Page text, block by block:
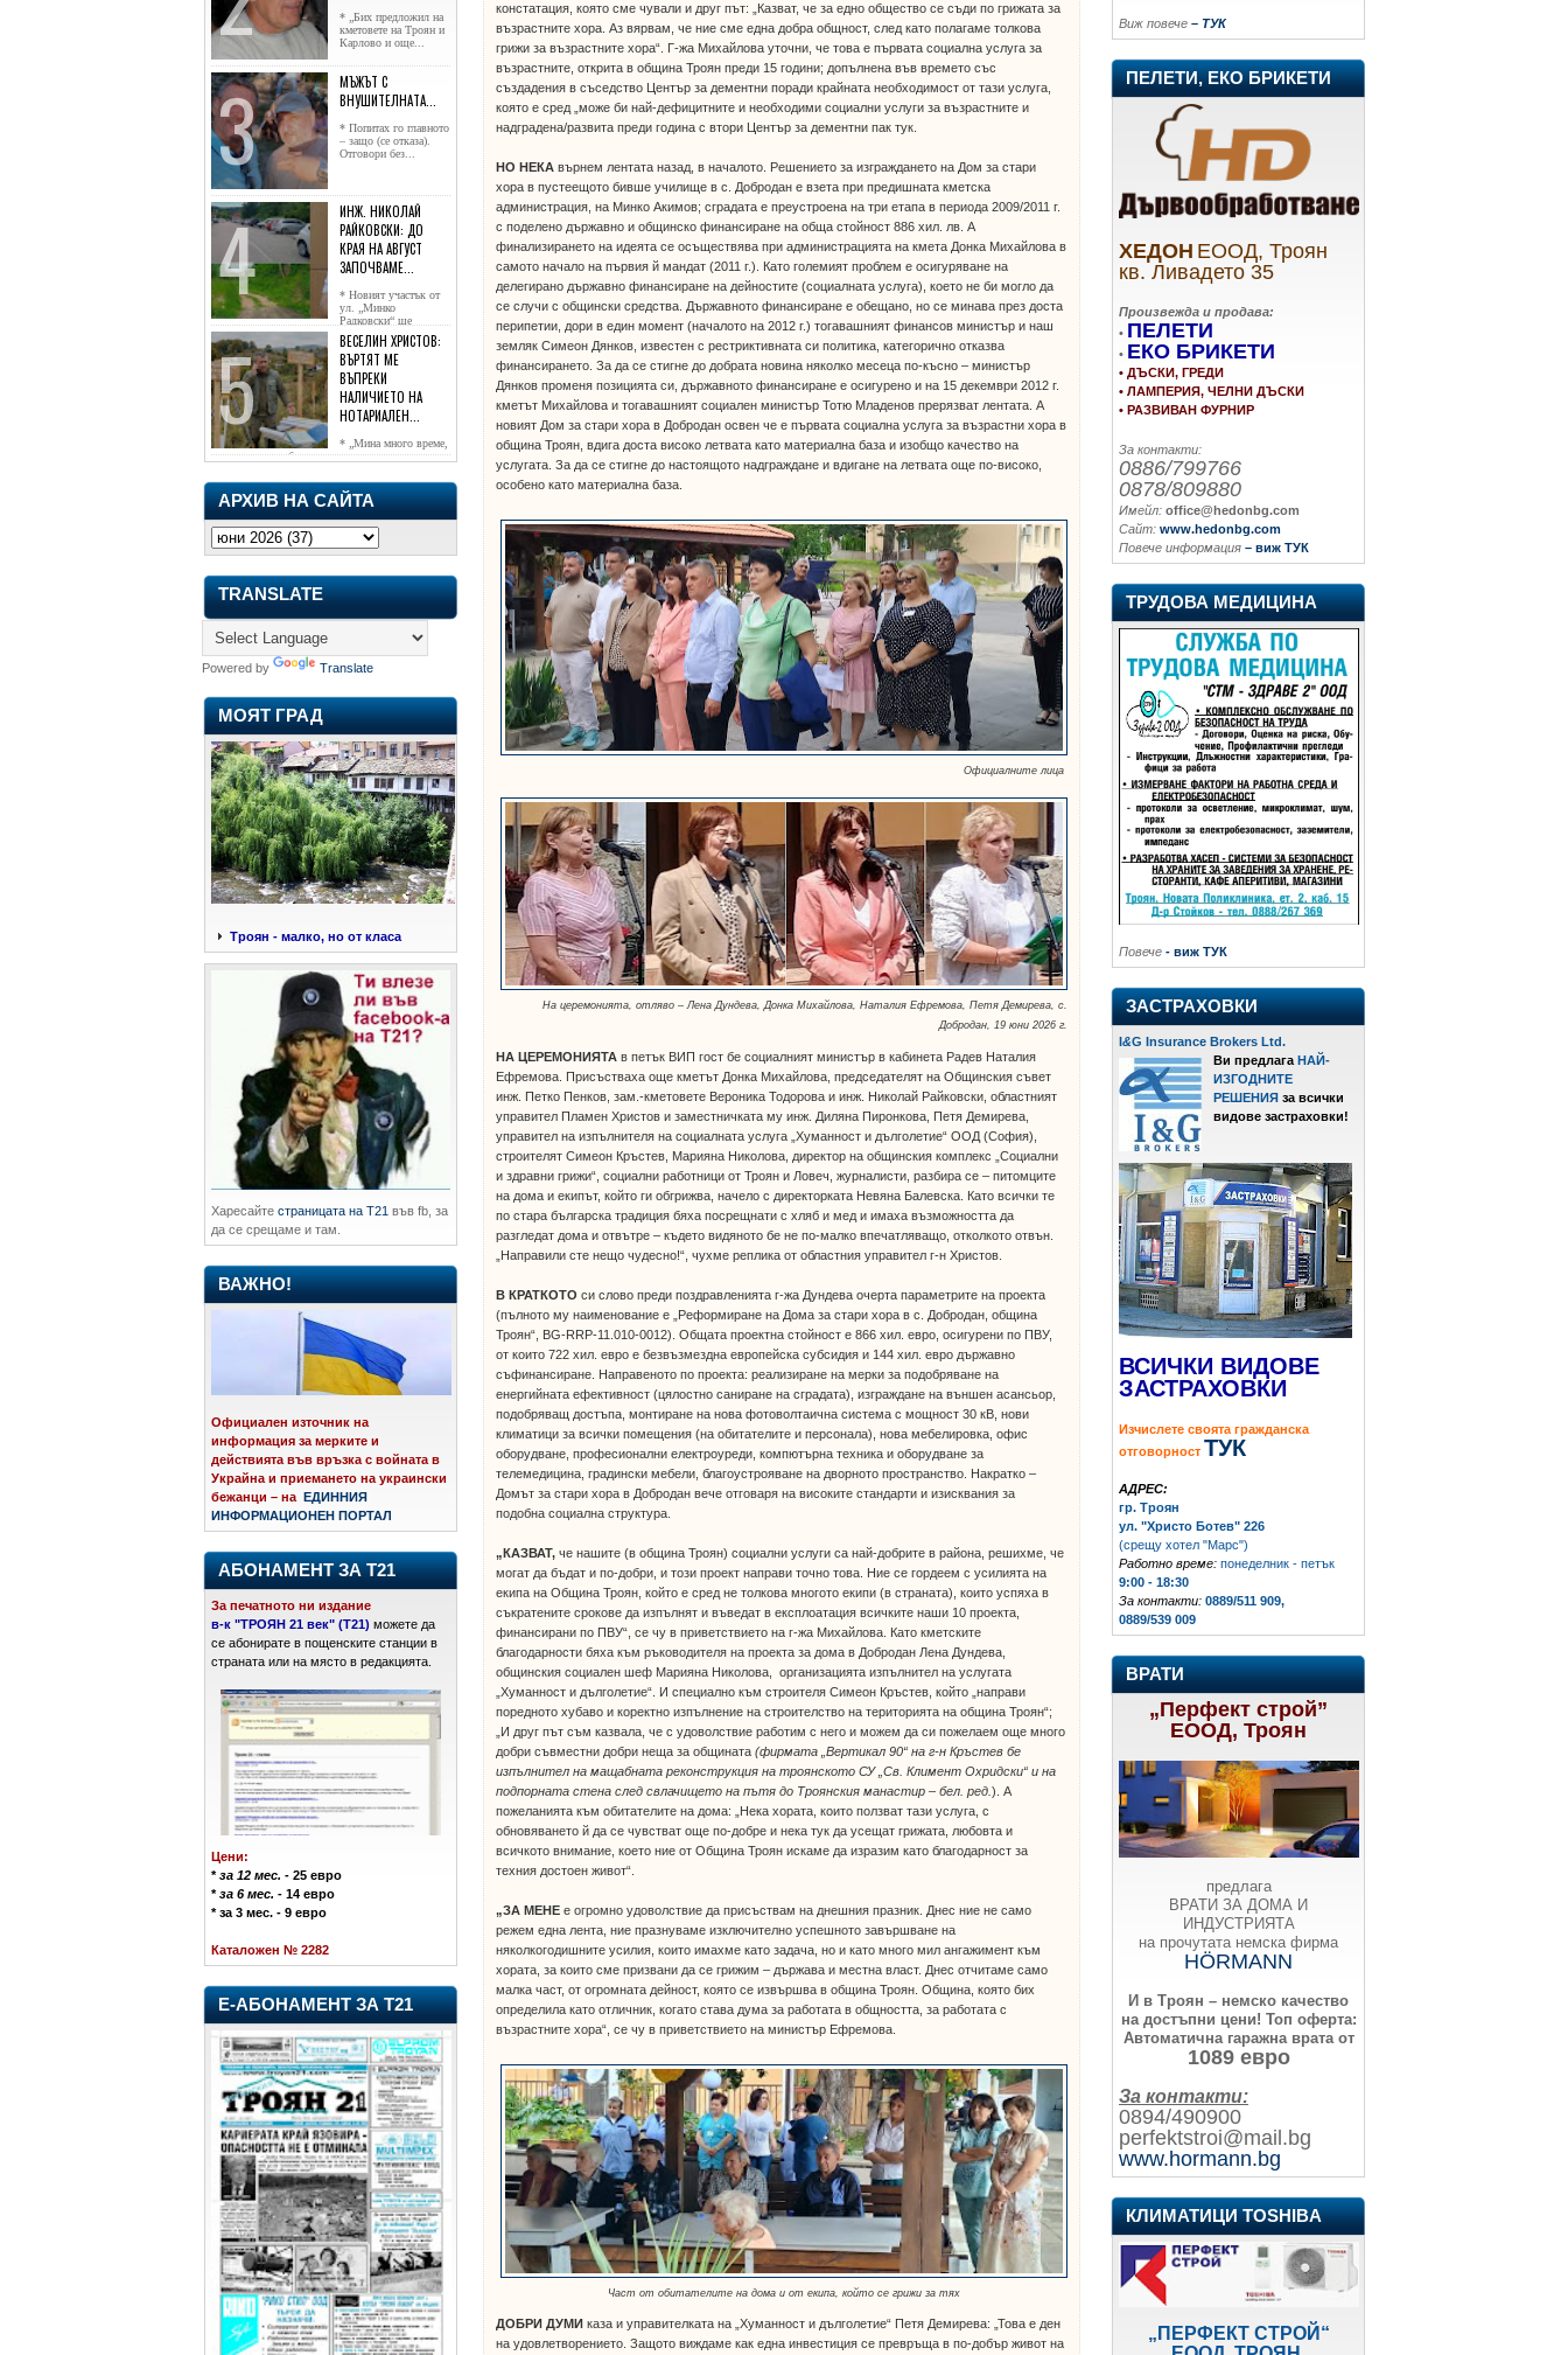
* „Бих предложил на
кметовете на Троян и
Карлово и още...
МЪЖЪТ С
ВНУШИТЕЛНАТА...
* Попитах го главното
– защо (се отказа).
Отговори без...
ИНЖ. НИКОЛАЙ
РАЙКОВСКИ: ДО
КРАЯ НА АВГУСТ
ЗАПОЧВАМЕ...
* Новият участък от
ул. „Минко
Радковски“ ще
достигне жк...
ВЕСЕЛИН ХРИСТОВ:
ВЪРТЯТ МЕ
ВЪПРЕКИ
НАЛИЧИЕТО НА
НОТАРИАЛЕН...
* „Мина много време,
чаках го да се обади, но нищо не...
АРХИВ НА САЙТА
TRANSLATE
Powered by Translate
МОЯТ ГРАД
Троян - малко, но от класа
Харесайте страницата на Т21 във fb, за
да се срещаме и там.
ВАЖНО!
Официален източник на
информация за мерките и
действията във връзка с войната в
Украйна и приемането на украински
бежанци – на
ЕДИННИЯ
ИНФОРМАЦИОНЕН ПОРТАЛ
АБОНАМЕНТ ЗА Т21
За печатното ни издание
в-к "ТРОЯН 21 век" (Т21) можете да
се абонирате в пощенските станции в
страната или на място в редакцията.
Цени:
*за 12 мес. - 25 евро
*за 6 мес. - 14 евро
* за 3 мес. - 9 евро
Каталожен № 2282
Е-АБОНАМЕНТ ЗА Т21
констатация, която сме чували и друг път: „Казват, че за едно общество се съди по грижата за
възрастните хора. Аз вярвам, че ние сме една добра общност, след като полагаме толкова
грижи за възрастните хора“. Г-жа Михайлова уточни, че това е първата социална услуга за
възрастните, открита в община Троян преди 15 години; допълнена във времето със
създадения в съседство Център за дементни поради крайната необходимост от тази услуга,
която е сред „може би най-дефицитните и необходими социални услуги за възрастните и
надградена/развита преди година с втори Център за дементни пак тук.
НО НЕКА върнем лентата назад, в началото. Решението за изграждането на Дом за стари
хора в пустеещото бивше училище в с. Добродан е взета при предишната кметска
администрация, на Минко Акимов; сградата е преустроена на три етапа в периода 2009/2011 г.
с поделено държавно и общинско финансиране на обща стойност 886 хил. лв. А
финализирането на идеята се осъществява при администрацията на кмета Донка Михайлова в
самото начало на първия й мандат (2011 г.). Като големият проблем е осигуряване на
делегирано държавно финансиране на дейностите (социалната услуга), което не би могло да
се случи с общински средства. Държавното финансиране е обещано, но се минава през доста
перипетии, дори в един момент (началото на 2012 г.) тогавашният финансов министър и наш
земляк Симеон Дянков, известен с рестриктивната си политика, категорично отказва
финансирането. За да се стигне до добрата новина няколко месеца по-късно – министър
Дянков променя позицията си, държавното финансиране е осигурено и на 15 декември 2012 г.
кметът Михайлова и тогавашният социален министър Тотю Младенов прерязват лентата. А
новият Дом за стари хора в Добродан освен че е първата социална услуга за възрастни хора в
община Троян, вдига доста високо летвата като материална база и изобщо качество на
услугата. За да се стигне до настоящото надграждане и вдигане на летвата още по-високо,
особено като материална база.
Официалните лица
На церемонията, отляво – Лена Дундева, Донка Михайлова, Наталия Ефремова, Петя Демирева, с.
Добродан, 19 юни 2026 г.
НА ЦЕРЕМОНИЯТА в петък ВИП гост бе социалният министър в кабинета Радев Наталия
Ефремова. Присъстваха още кметът Донка Михайлова, председателят на Общинския съвет
инж. Петко Пенков, зам.-кметовете Вероника Тодорова и инж. Николай Райковски, областният
управител Пламен Христов и заместничката му инж. Диляна Пиронкова, Петя Демирева,
управител на изпълнителя на социалната услуга „Хуманност и дълголетие“ ООД (София),
строителят Симеон Кръстев, Марияна Николова, директор на общинския комплекс „Социални
и здравни грижи“, социални работници от Троян и Ловеч, журналисти, разбира се – питомците
на дома и екипът, който ги обгрижва, начело с директорката Невяна Балевска. Като всички те
по стара българска традиция бяха посрещнати с хляб и мед и имаха възможността да
разгледат дома и отвътре – където видяното бе не по-малко впечатляващо, отколкото отвън.
„Направили сте нещо чудесно!“, чухме реплика от областния управител г-н Христов.
В КРАТКОТО си слово преди поздравленията г-жа Дундева очерта параметрите на проекта
(пълното му наименование е „Реформиране на Дома за стари хора в с. Добродан, община
Троян“, BG-RRP-11.010-0012). Общата проектна стойност е 866 хил. евро, осигурени по ПВУ,
от които 722 хил. евро е безвъзмездна европейска субсидия и 144 хил. евро държавно
съфинансиране. Направеното по проекта: реализиране на мерки за подобряване на
енергийната ефективност (цялостно саниране на сградата), изграждане на външен асансьор,
подобряващ достъпа, монтиране на нова фотоволтаична система с мощност 30 кВ, нови
климатици за всички помещения (на обитателите и персонала), нова мебелировка, офис
оборудване, професионални електроуреди, компютърна техника и оборудване за
телемедицина, градински мебели, благоустрояване на дворното пространство. Накратко –
Домът за стари хора в Добродан вече отговаря на високите стандарти и изисквания за
подобна социална структура.
„КАЗВАТ, че нашите (в община Троян) социални услуги са най-добрите в района, решихме, че
могат да бъдат и по-добри, и този проект направи точно това. Ние се гордеем с усилията на
екипа на Община Троян, който е сред не толкова многото екипи (в страната), които успяха в
съкратените срокове да изпълнят и въведат в експлоатация всичките наши 10 проекта,
финансирани по ПВУ“, се чу в приветствието на г-жа Михайлова. Като кметските
благодарности бяха към ръководителя на проекта за дома в Добродан Лена Дундева,
общинския социален шеф Марияна Николова, организацията изпълнител на услугата
„Хуманност и дълголетие“. И специално към строителя Симеон Кръстев, който „направи
поредното хубаво и коректно изпълнение на строителство на територията на община Троян“;
„И друг път съм казвала, че с удоволствие работим с него и можем да си пожелаем още много
добри съвместни добри неща за общината(фирмата „Вертикал 90“ на г-н Кръстев бе
изпълнител на мащабната реконструкция на троянското СУ „Св. Климент Охридски“ и на
подпорната стена след свлачището на пътя до Троянския манастир – бел. ред.). А
пожеланията към обитателите на дома: „Нека хората, които ползват тази услуга, с
обновяването й да се чувстват още по-добре и нека тук да усещат грижата, любовта и
всичкото внимание, което ние от Община Троян искаме да изразим като благодарност за
техния достоен живот“.
„ЗА МЕНЕ е огромно удоволствие да присъствам на днешния празник. Днес ние не само
режем една лента, ние празнуваме изключително успешното завършване на
няколкогодишните усилия, които имахме като задача, но и като много мил ангажимент към
хората, за които сме призвани да се грижим – държава и местна власт. Днес отчитаме само
малка част, от огромната дейност, която се извършва в община Троян. Община, която бих
определила като отличник, когато става дума за работата в общността, за работата с
възрастните хора“, се чу в приветствието на министър Ефремова.
Част от обитателите на дома и от екипа, който се грижи за тях
ДОБРИ ДУМИ каза и управителката на „Хуманност и дълголетие“ Петя Демирева: „Това е ден
на удовлетворението. Защото виждаме как една инвестиция се превръща в по-добър живот на
Виж повече – ТУК
ПЕЛЕТИ, ЕКО БРИКЕТИ
ХЕДОН ЕООД, Троян
кв. Ливадето 35
Произвежда и продава:
• ПЕЛЕТИ
• ЕКО БРИКЕТИ
• ДЪСКИ, ГРЕДИ
• ЛАМПЕРИЯ, ЧЕЛНИ ДЪСКИ
• РАЗВИВАН ФУРНИР
За контакти:
0886/799766
0878/809880
Имейл: office@hedonbg.com
Сайт: www.hedonbg.com
Повече информация – виж ТУК
ТРУДОВА МЕДИЦИНА
Повече - виж ТУК
ЗАСТРАХОВКИ
I&G Insurance Brokers Ltd.
Ви предлага НАЙ-
ИЗГОДНИТЕ
РЕШЕНИЯ за всички
видове застраховки!
ВСИЧКИ ВИДОВЕ
ЗАСТРАХОВКИ
Изчислете своята гражданска
отговорност ТУК
АДРЕС:
гр. Троян
ул. "Христо Ботев" 226
(срещу хотел "Марс")
Работно време: понеделник - петък
9:00 - 18:30
За контакти: 0889/511 909,
0889/539 009
ВРАТИ
„Перфект строй”
ЕООД, Троян
предлага
ВРАТИ ЗА ДОМА И
ИНДУСТРИЯТА
на прочутата немска фирма
HÖRMANN
И в Троян – немско качество
на достъпни цени! Топ оферта:
Автоматична гаражна врата от
1089 евро
За контакти:
0894/490900
perfektstroi@mail.bg
www.hormann.bg
КЛИМАТИЦИ TOSHIBA
„ПЕРФЕКТ СТРОЙ“